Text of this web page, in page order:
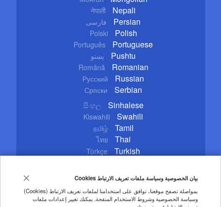
नेपाली Nepali
فارسی Persian
Polski Polish
Português Portuguese
پښتو Pushtu
Română Romanian
Русский Russian
Српски Serbian
සිංහල Sinhalese
Kiswahili Swahili
தமிழ் Tamil
ไทย Thai
Türkçe Turkish
اردو
Vietnamese
Copyright © 2020 CGTN. Beijing ICP prepared NO.16065310-3
بيان الخصوصية وسياسة ملفات تعريف الارتباط Cookies
بمواصلة تصفح موقعنا، توافق على استخدامنا لملفات تعريف الارتباط (Cookies)
وسياسة الخصوصية وشروط الاستخدام المنقحة. يمكنك تغيير إعدادات ملفات